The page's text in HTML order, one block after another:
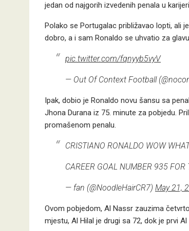
jedan od najgorih izvedenih penala u
Polako se Portugalac približavao lopti, ali
dobro, a i sam Ronaldo se uhvatio za
pic.twitter.com/fqnyyb5vyV
— Out Of Context Football
Ipak, dobio je Ronaldo novu šansu sa
Jhona Durana iz 75. minute za pobjedu.
promašenom penalu.
CRISTIANO RONALDO WOW
CAREER GOAL NUMBER 935 FOR
— fan (@NoodleHairCR7) May 21,
Ovom pobjedom, Al Nassr zauzima
mjestu, Al Hilal je drugi sa 72, dok je prvi